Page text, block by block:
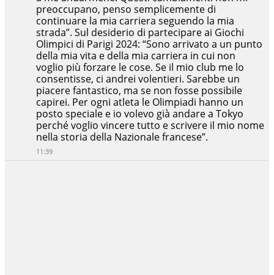
preoccupano, penso semplicemente di
continuare la mia carriera seguendo la mia
strada”. Sul desiderio di partecipare ai Giochi
Olimpici di Parigi 2024: “Sono arrivato a un punto
della mia vita e della mia carriera in cui non
voglio più forzare le cose. Se il mio club me lo
consentisse, ci andrei volentieri. Sarebbe un
piacere fantastico, ma se non fosse possibile
capirei. Per ogni atleta le Olimpiadi hanno un
posto speciale e io volevo già andare a Tokyo
perché voglio vincere tutto e scrivere il mio nome
nella storia della Nazionale francese”.
11:39